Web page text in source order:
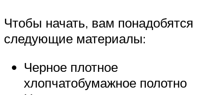
Чтобы начать, вам понадобятся
следующие материалы:
Черное плотное
хлопчатобумажное полотно